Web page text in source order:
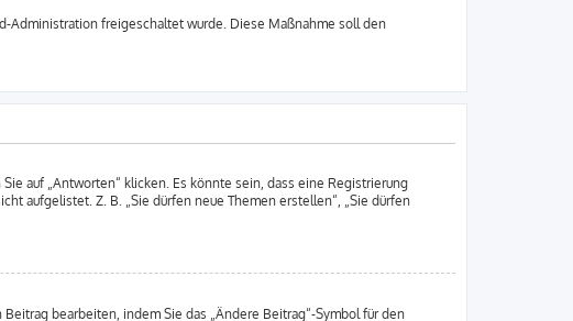
Administration freigeschaltet wurde. Diese Maßnahme soll den
auf „Antworten“ klicken. Es könnte sein, dass eine Registrierung
aufgelistet. Z. B. „Sie dürfen neue Themen erstellen“, „Sie dürfen
bearbeiten, indem Sie das „Ändere Beitrag“-Symbol für den